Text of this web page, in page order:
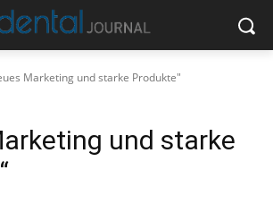
Marketing und starke Produkte"
und starke